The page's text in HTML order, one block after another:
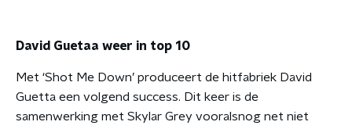
David Guetaa weer in top 10
Met ‘Shot Me Down’ produceert de hitfabriek David
Guetta een volgend success. Dit keer is de
samenwerking met Skylar Grey vooralsnog net niet